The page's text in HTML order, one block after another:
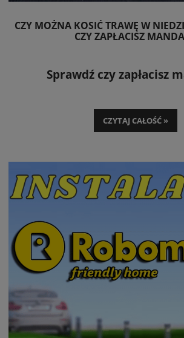
CZY MOŻNA KOSIĆ TRAWĘ W
CZY ZAPŁACISZ
Sprawdź czy zapłacisz
CZYTAJ CAŁOŚĆ »